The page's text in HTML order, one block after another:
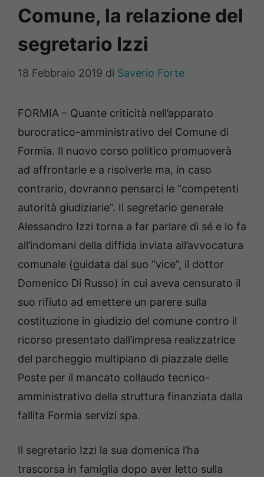
Comune, la relazione del
segretario Izzi
18 Febbraio 2019 di Saverio Forte
FORMIA – Quante criticità nell’apparato
burocratico-amministrativo del Comune di
Formia. Il nuovo corso politico promuoverà
ad affrontarle e a risolverle ma, in caso
contrario, dovranno pensarci le “competenti
autorità giudiziarie”. Il segretario generale
Alessandro Izzi torna a far parlare di sé e lo fa
all’indomani della diffida inviata all’avvocatura
comunale (guidata dal suo “vice”, il dottor
Domenico Di Russo) in cui aveva censurato il
suo rifiuto ad emettere un parere sulla
costituzione in giudizio del comune contro il
ricorso presentato dall’impresa realizzatrice
del parcheggio multipiano di piazzale delle
Poste per il mancato collaudo tecnico-
amministrativo della struttura finanziata dalla
fallita Formia servizi spa.
Il segretario Izzi la sua domenica l’ha
trascorsa in famiglia dopo aver letto sulla